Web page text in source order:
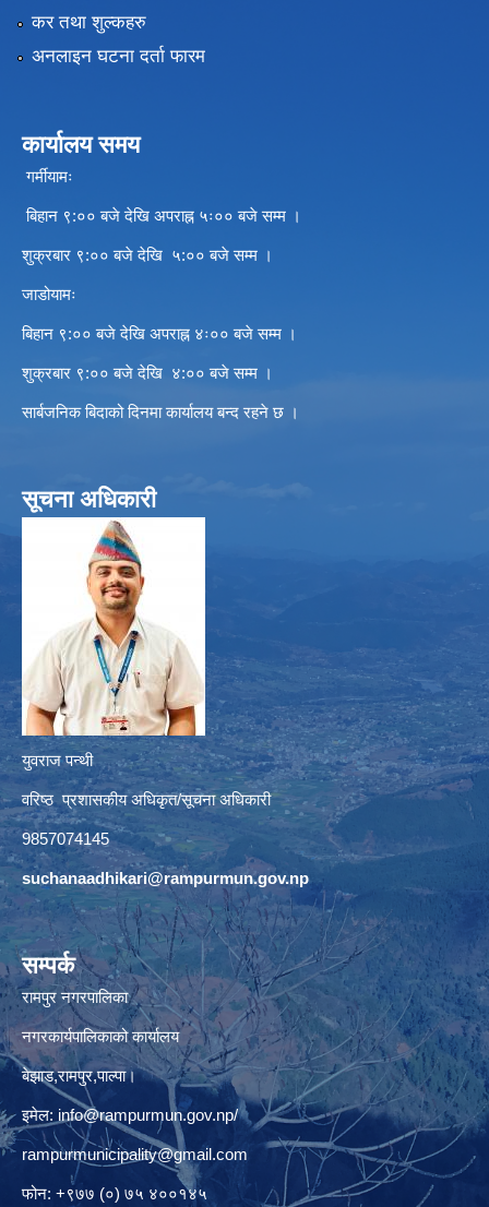
कर तथा शुल्कहरु
अनलाइन घटना दर्ता फारम
कार्यालय समय
गर्मीयामः
बिहान ९:०० बजे देखि अपराह्न ५ः०० बजे सम्म ।
शुक्रबार ९:०० बजे देखि ५:०० बजे सम्म ।
जाडोयामः
बिहान ९:०० बजे देखि अपराह्न ४ः०० बजे सम्म ।
शुक्रबार ९:०० बजे देखि ४:०० बजे सम्म ।
सार्बजनिक बिदाको दिनमा कार्यालय बन्द रहने छ ।
सूचना अधिकारी
युवराज पन्थी
वरिष्ठ प्रशासकीय अधिकृत/सूचना अधिकारी
9857074145
suchanaadhikari@rampurmun.gov.np
सम्पर्क
रामपुर नगरपालिका
नगरकार्यपालिकाको कार्यालय
बेझाड,रामपुर,पाल्पा।
इमेल: info@rampurmun.gov.np/
rampurmunicipality@gmail.com
फोन: +९७७ (०) ७५ ४००१४५